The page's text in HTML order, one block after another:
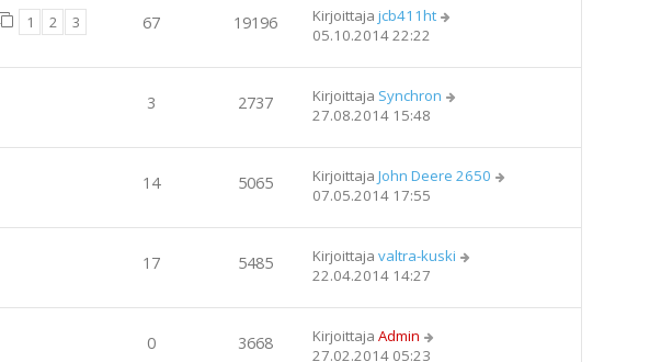
1 2 3 67 19196 Kirjoittaja jcb411ht
05.10.2014 22:22
3 2737 Kirjoittaja Synchron
27.08.2014 15:48
14 5065 Kirjoittaja John Deere 2650
07.05.2014 17:55
17 5485 Kirjoittaja valtra-kuski
22.04.2014 14:27
0 3668 Kirjoittaja Admin
27.02.2014 05:23